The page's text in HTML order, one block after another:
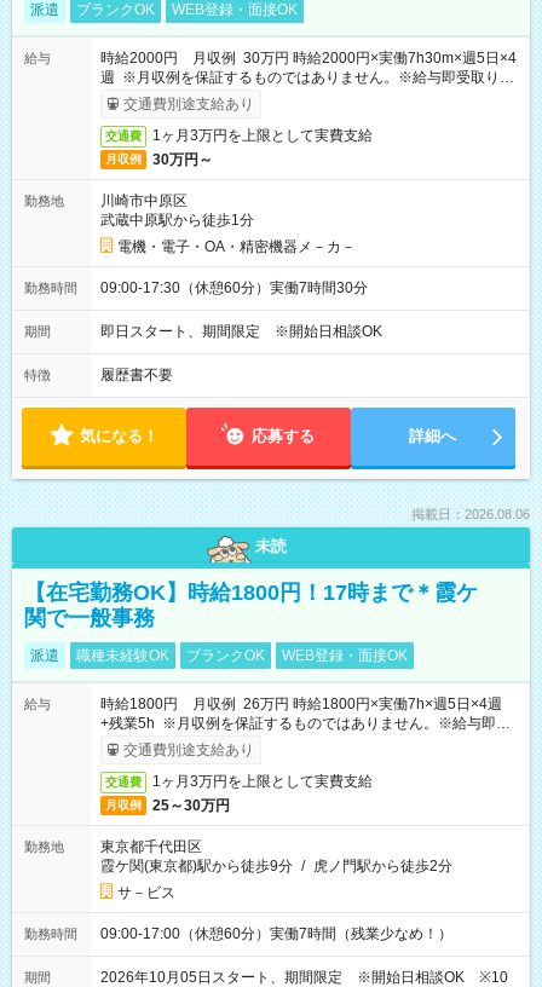
派遣 ブランクOK WEB登録・面接OK
給与
時給2000円 月収例 30万円 時給2000円×実働7h30m×週5日×4
週 ※月収例を保証するものではありません。※給与即受取りサ
ービス利用可（利用条件有）
交通費別途支給あり
交通費 1ヶ月3万円を上限として実費支給
月収例 30万円～
勤務地
川崎市中原区
武蔵中原駅から徒歩1分
電機・電子・OA・精密機器メ－カ－
勤務時間 09:00-17:30（休憩60分）実働7時間30分
期間 即日スタート、期間限定 ※開始日相談OK
特徴 履歴書不要
気になる！ 応募する 詳細へ
掲載日：2026.08.06
未読
【在宅勤務OK】時給1800円！17時まで＊霞ケ
関で一般事務
派遣 職種未経験OK ブランクOK WEB登録・面接OK
給与
時給1800円 月収例 26万円 時給1800円×実働7h×週5日×4週
+残業5h ※月収例を保証するものではありません。※給与即受
取りサービス利用可（利用条件有）
交通費別途支給あり
交通費 1ヶ月3万円を上限として実費支給
月収例 25～30万円
勤務地
東京都千代田区
霞ケ関(東京都)駅から徒歩9分 / 虎ノ門駅から徒歩2分
サ－ビス
勤務時間 09:00-17:00（休憩60分）実働7時間（残業少なめ！）
期間
2026年10月05日スタート、期間限定 ※開始日相談OK ※10